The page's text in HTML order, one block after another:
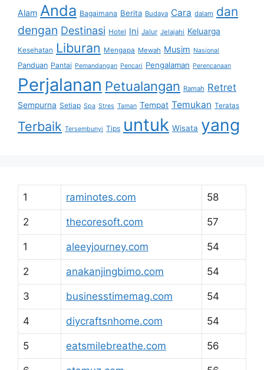
Alam Anda Bagaimana Berita Budaya Cara dalam dan
dengan Destinasi Hotel Ini Jalur Jelajahi Keluarga
Kesehatan Liburan Mengapa Mewah Musim Nasional
Panduan Pantai Pemandangan Pencari Pengalaman Perencanaan
Perjalanan Petualangan Ramah Retret
Sempurna Setiap Spa Stres Taman Tempat Temukan Teratas
Terbaik Tersembunyi Tips untuk Wisata yang
1 raminotes.com 58
2 thecoresoft.com 57
1 aleeyjourney.com 54
2 anakanjingbimo.com 54
3 businesstimemag.com 54
4 diycraftsnhome.com 54
5 eatsmilebreathe.com 56